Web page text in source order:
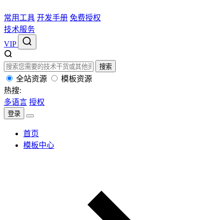
常用工具 开发手册 免费授权
技术服务
VIP
搜索
全站资源
模板资源
热搜:
多语言 授权
登录
首页
模板中心